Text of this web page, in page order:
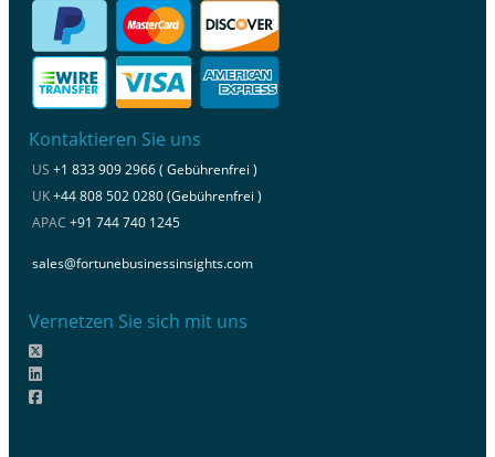
Kontaktieren Sie uns
US +1 833 909 2966 ( Gebührenfrei )
UK+44 808 502 0280 (Gebührenfrei )
APAC +91 744 740 1245
sales@fortunebusinessinsights.com
Vernetzen Sie sich mit uns